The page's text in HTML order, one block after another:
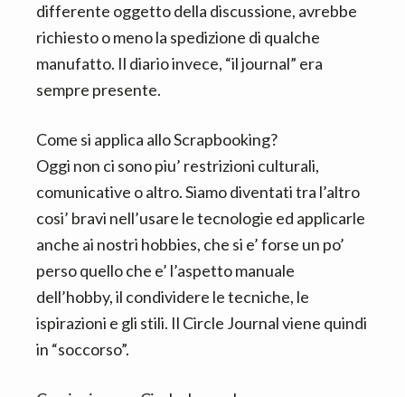
differente oggetto della discussione, avrebbe
richiesto o meno la spedizione di qualche
manufatto. Il diario invece, “il journal” era
sempre presente.
Come si applica allo Scrapbooking?
Oggi non ci sono piu’ restrizioni culturali,
comunicative o altro. Siamo diventati tra l’altro
cosi’ bravi nell’usare le tecnologie ed applicarle
anche ai nostri hobbies, che si e’ forse un po’
perso quello che e’ l’aspetto manuale
dell’hobby, il condividere le tecniche, le
ispirazioni e gli stili. Il Circle Journal viene quindi
in “soccorso”.